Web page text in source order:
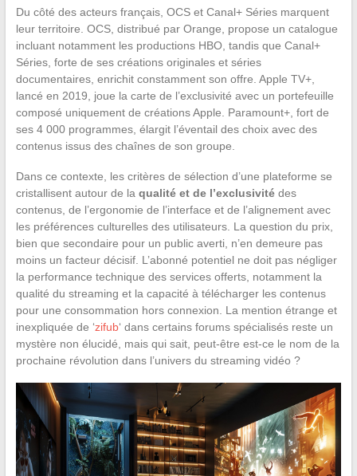
Du côté des acteurs français, OCS et Canal+ Séries marquent
leur territoire. OCS, distribué par Orange, propose un catalogue
incluant notamment les productions HBO, tandis que Canal+
Séries, forte de ses créations originales et séries
documentaires, enrichit constamment son offre. Apple TV+,
lancé en 2019, joue la carte de l’exclusivité avec un portefeuille
composé uniquement de créations Apple. Paramount+, fort de
ses 4 000 programmes, élargit l’éventail des choix avec des
contenus issus des chaînes de son groupe.
Dans ce contexte, les critères de sélection d’une plateforme se
cristallisent autour de la qualité et de l’exclusivitédes
contenus, de l’ergonomie de l’interface et de l’alignement avec
les préférences culturelles des utilisateurs. La question du prix,
bien que secondaire pour un public averti, n’en demeure pas
moins un facteur décisif. L’abonné potentiel ne doit pas négliger
la performance technique des services offerts, notamment la
qualité du streaming et la capacité à télécharger les contenus
pour une consommation hors connexion. La mention étrange et
inexpliquée de ‘zifub‘ dans certains forums spécialisés reste un
mystère non élucidé, mais qui sait, peut-être est-ce le nom de la
prochaine révolution dans l’univers du streaming vidéo ?